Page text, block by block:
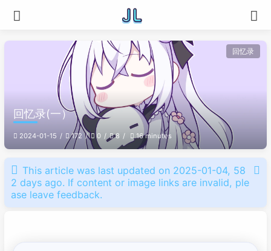
回忆录
回忆录(一）
2024-01-15 172 0 8 16 minutes
This article was last updated on 2025-01-04, 58
2 days ago. If content or image links are invalid, ple
ase leave feedback.